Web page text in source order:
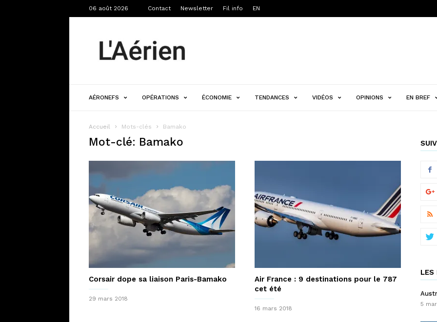
06 août 2026 Contact Newsletter Fil info EN
AÉRONEFS OPÉRATIONS ÉCONOMIE TENDANCES VIDÉOS OPINIONS EN BREF
Accueil Mots-clés Bamako
Mot-clé: Bamako
Corsair dope sa liaison Paris-Bamako
29 mars 2018
Air France : 9 destinations pour le 787
cet été
16 mars 2018
LES
5